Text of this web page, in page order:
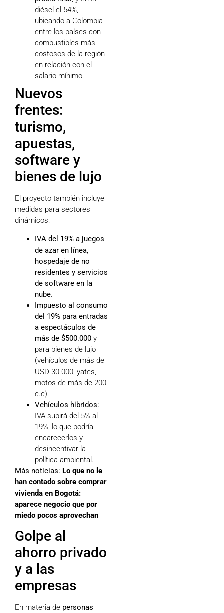
diésel el 54%,
ubicando a Colombia
entre los países con
combustibles más
costosos de la región
en relación con el
salario mínimo.
Nuevos
frentes:
turismo,
apuestas,
software y
bienes de lujo
El proyecto también incluye
medidas para sectores
dinámicos:
IVA del 19% a juegos
de azar en línea,
hospedaje de no
residentes y servicios
de software en la
nube.
Impuesto al consumo
del 19% para entradas
a espectáculos de
más de $500.000 y
para bienes de lujo
(vehículos de más de
USD 30.000, yates,
motos de más de 200
c.c).
Vehículos híbridos:
IVA subirá del 5% al
19%, lo que podría
encarecerlos y
desincentivar la
política ambiental.
Más noticias: Lo que no le
han contado sobre comprar
vivienda en Bogotá:
aparece negocio que por
miedo pocos aprovechan
Golpe al
ahorro privado
y a las
empresas
En materia de personas